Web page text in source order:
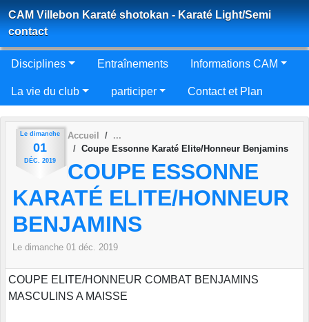
CAM Villebon Karaté shotokan - Karaté Light/Semi
contact
Disciplines Entraînements Informations CAM
La vie du club participer Contact et Plan
Le dimanche
01
DÉC. 2019
Accueil
Coupe Essonne Karaté Elite/Honneur Benjamins
COUPE ESSONNE
KARATÉ ELITE/HONNEUR
BENJAMINS
Le dimanche 01 déc. 2019
COUPE ELITE/HONNEUR COMBAT BENJAMINS
MASCULINS A MAISSE
Panneau de gestion des cookies